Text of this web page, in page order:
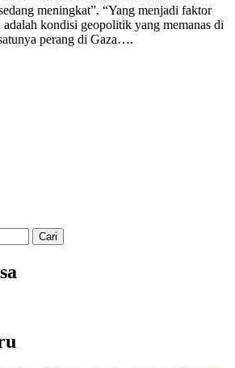
meningkat”. “Yang menjadi faktor
adalah kondisi geopolitik yang memanas di
perang di Gaza….